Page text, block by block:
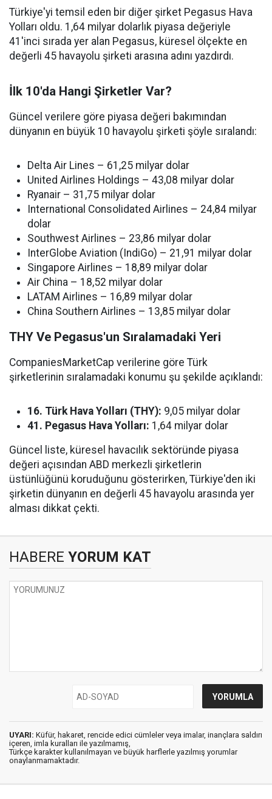
Türkiye'yi temsil eden bir diğer şirket Pegasus Hava
Yolları oldu. 1,64 milyar dolarlık piyasa değeriyle
41'inci sırada yer alan Pegasus, küresel ölçekte en
değerli 45 havayolu şirketi arasına adını yazdırdı.
İlk 10'da Hangi Şirketler Var?
Güncel verilere göre piyasa değeri bakımından
dünyanın en büyük 10 havayolu şirketi şöyle sıralandı:
Delta Air Lines – 61,25 milyar dolar
United Airlines Holdings – 43,08 milyar dolar
Ryanair – 31,75 milyar dolar
International Consolidated Airlines – 24,84 milyar
dolar
Southwest Airlines – 23,86 milyar dolar
InterGlobe Aviation (IndiGo) – 21,91 milyar dolar
Singapore Airlines – 18,89 milyar dolar
Air China – 18,52 milyar dolar
LATAM Airlines – 16,89 milyar dolar
China Southern Airlines – 13,85 milyar dolar
THY Ve Pegasus'un Sıralamadaki Yeri
CompaniesMarketCap verilerine göre Türk
şirketlerinin sıralamadaki konumu şu şekilde açıklandı:
16. Türk Hava Yolları (THY): 9,05 milyar dolar
41. Pegasus Hava Yolları: 1,64 milyar dolar
Güncel liste, küresel havacılık sektöründe piyasa
değeri açısından ABD merkezli şirketlerin
üstünlüğünü koruduğunu gösterirken, Türkiye'den iki
şirketin dünyanın en değerli 45 havayolu arasında yer
alması dikkat çekti.
HABERE YORUM KAT
UYARI: Küfür, hakaret, rencide edici cümleler veya imalar, inançlara saldırı
içeren, imla kuralları ile yazılmamış,
Türkçe karakter kullanılmayan ve büyük harflerle yazılmış yorumlar
onaylanmamaktadır.